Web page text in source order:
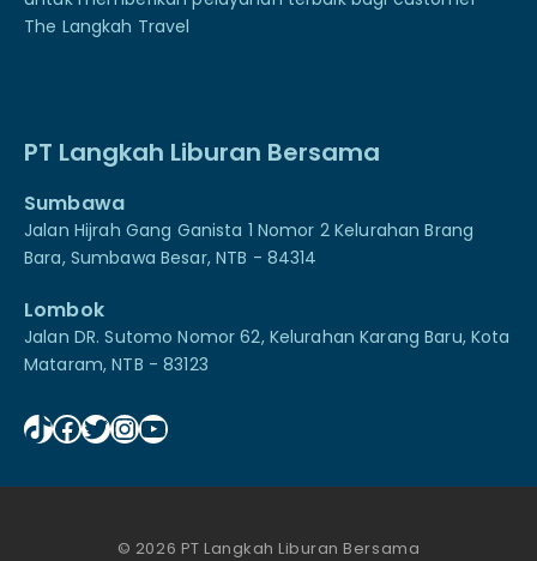
The Langkah Travel
PT Langkah Liburan Bersama
Sumbawa
Jalan Hijrah Gang Ganista 1 Nomor 2 Kelurahan Brang
Bara, Sumbawa Besar, NTB - 84314
Lombok
Jalan DR. Sutomo Nomor 62, Kelurahan Karang Baru, Kota
Mataram, NTB - 83123
TikTok
Facebook
Twitter
Instagram
YouTube
© 2026 PT Langkah Liburan Bersama